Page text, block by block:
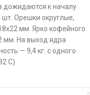
дожидаются к началу
шт. Орешки округлые,
мм. Ярко кофейного
мм. На выход ядра
— 9,4 кг. с одного
С).